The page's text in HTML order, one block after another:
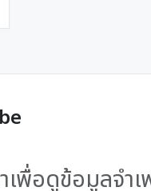
พื่อดูข้อมูลจำเ